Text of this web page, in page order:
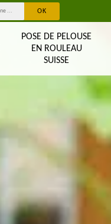
POSE DE PELOUSE
EN ROULEAU
SUISSE